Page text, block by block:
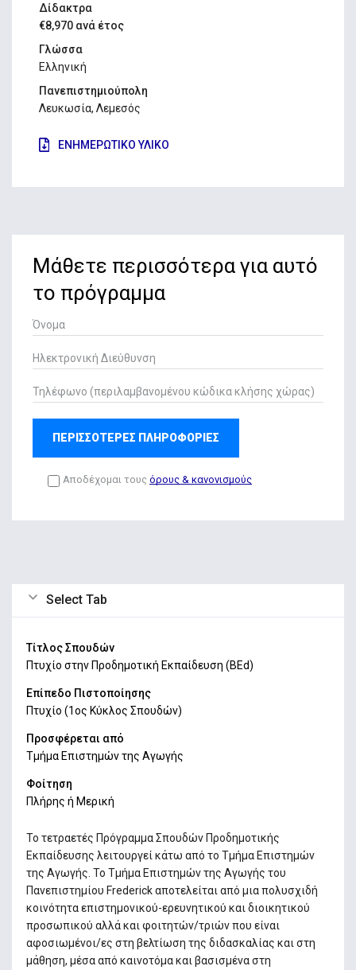
Δίδακτρα
€8,970 ανά έτος
Γλώσσα
Ελληνική
Πανεπιστημιούπολη
Λευκωσία, Λεμεσός
ΕΝΗΜΕΡΩΤΙΚΟ ΥΛΙΚΟ
Μάθετε περισσότερα για αυτό
το πρόγραμμα
ΠΕΡΙΣΣΟΤΕΡΕΣ ΠΛΗΡΟΦΟΡΙΕΣ
Αποδέχομαι τους όρους & κανονισμούς
Select Tab
Τίτλος Σπουδών
Πτυχίο στην Προδημοτική Εκπαίδευση (ΒEd)
Επίπεδο Πιστοποίησης
Πτυχίο (1ος Κύκλος Σπουδών)
Προσφέρεται από
Τμήμα Επιστημών της Αγωγής
Φοίτηση
Πλήρης ή Μερική
Το τετραετές Πρόγραμμα Σπουδών Προδημοτικής
Εκπαίδευσης λειτουργεί κάτω από το Τμήμα Επιστημών
της Αγωγής. Το Τμήμα Επιστημών της Αγωγής του
Πανεπιστημίου Frederick αποτελείται από μια πολυσχιδή
κοινότητα επιστημονικού-ερευνητικού και διοικητικού
προσωπικού αλλά και φοιτητών/τριών που είναι
αφοσιωμένοι/ες στη βελτίωση της διδασκαλίας και στη
μάθηση, μέσα από καινοτόμα και βασισμένα στη